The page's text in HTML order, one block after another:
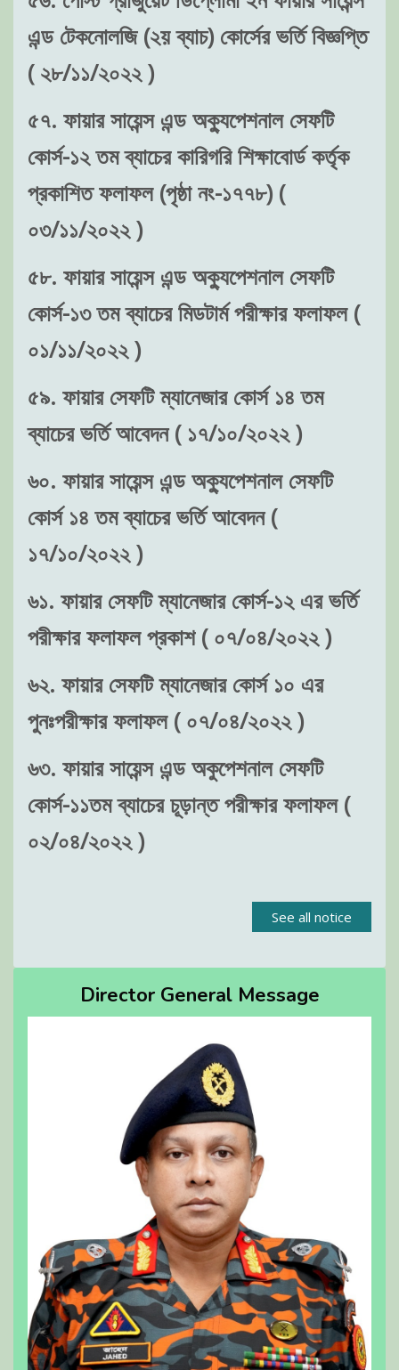
এন্ড টেকনোলজি (২য় ব্যাচ) কোর্সের ভর্তি বিজ্ঞপ্তি
( ২৮/১১/২০২২ )
৫৭. ফায়ার সায়েন্স এন্ড অক্যুপেশনাল সেফটি
কোর্স-১২ তম ব্যাচের কারিগরি শিক্ষাবোর্ড কর্তৃক
প্রকাশিত ফলাফল (পৃষ্ঠা নং-১৭৭৮) (
০৩/১১/২০২২ )
৫৮. ফায়ার সায়েন্স এন্ড অক্যুপেশনাল সেফটি
কোর্স-১৩ তম ব্যাচের মিডটার্ম পরীক্ষার ফলাফল (
০১/১১/২০২২ )
৫৯. ফায়ার সেফটি ম্যানেজার কোর্স ১৪ তম
ব্যাচের ভর্তি আবেদন ( ১৭/১০/২০২২ )
৬০. ফায়ার সায়েন্স এন্ড অক্যুপেশনাল সেফটি
কোর্স ১৪ তম ব্যাচের ভর্তি আবেদন (
১৭/১০/২০২২ )
৬১. ফায়ার সেফটি ম্যানেজার কোর্স-১২ এর ভর্তি
পরীক্ষার ফলাফল প্রকাশ ( ০৭/০৪/২০২২ )
৬২. ফায়ার সেফটি ম্যানেজার কোর্স ১০ এর
পুনঃপরীক্ষার ফলাফল ( ০৭/০৪/২০২২ )
৬৩. ফায়ার সায়েন্স এন্ড অকুপেশনাল সেফটি
কোর্স-১১তম ব্যাচের চূড়ান্ত পরীক্ষার ফলাফল (
০২/০৪/২০২২ )
See all notice
Director General Message